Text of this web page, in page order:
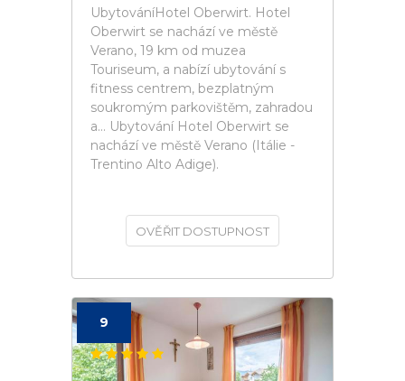
UbytováníHotel Oberwirt. Hotel
Oberwirt se nachází ve městě
Verano, 19 km od muzea
Touriseum, a nabízí ubytování s
fitness centrem, bezplatným
soukromým parkovištěm, zahradou
a... Ubytování Hotel Oberwirt se
nachází ve městě Verano (Itálie -
Trentino Alto Adige).
OVĚŘIT DOSTUPNOST
9